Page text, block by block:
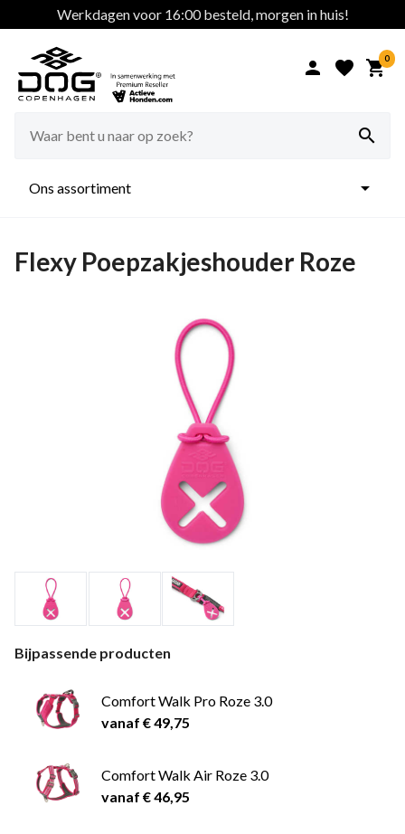
Werkdagen voor 16:00 besteld, morgen in huis!
  0

Ons assortiment 
Flexy Poepzakjeshouder Roze
Bijpassende producten
Comfort Walk Pro Roze 3.0
vanaf € 49,75
Comfort Walk Air Roze 3.0
vanaf € 46,95